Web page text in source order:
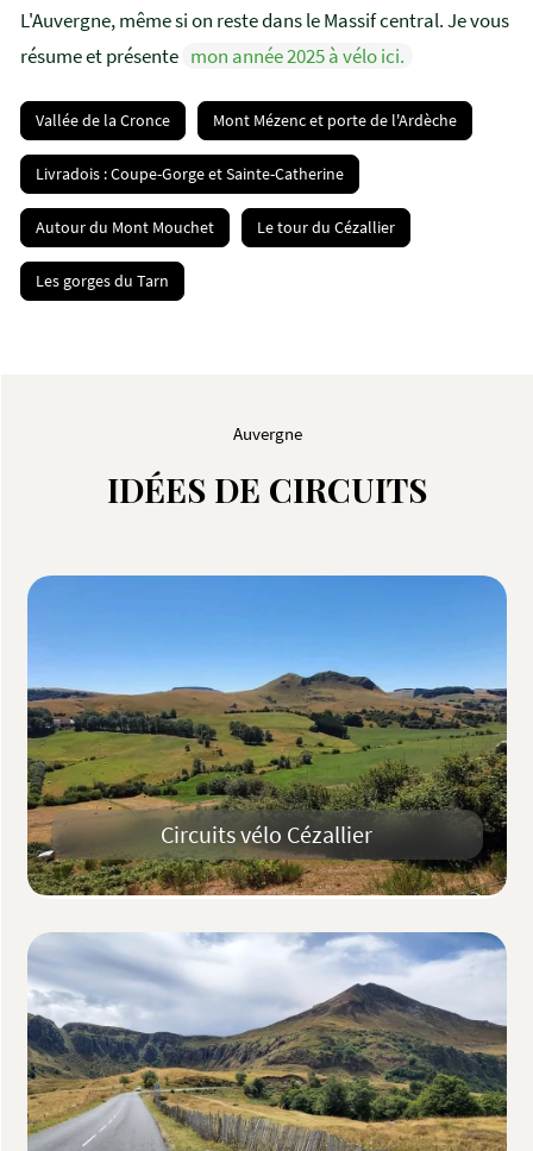
L'Auvergne, même si on reste dans le Massif central. Je vous
résume et présente mon année 2025 à vélo ici.
Vallée de la Cronce Mont Mézenc et porte de l'Ardèche
Livradois : Coupe-Gorge et Sainte-Catherine
Autour du Mont Mouchet Le tour du Cézallier
Les gorges du Tarn
Auvergne
IDÉES DE CIRCUITS
Circuits vélo Cézallier